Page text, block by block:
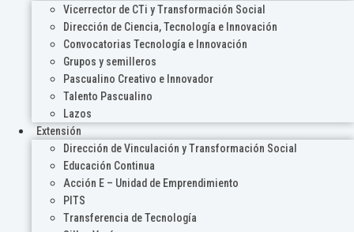
Vicerrector de CTi y Transformación Social
Dirección de Ciencia, Tecnología e Innovación
Convocatorias Tecnología e Innovación
Grupos y semilleros
Pascualino Creativo e Innovador
Talento Pascualino
Lazos
Extensión
Dirección de Vinculación y Transformación Social
Educación Continua
Acción E – Unidad de Emprendimiento
PITS
Transferencia de Tecnología